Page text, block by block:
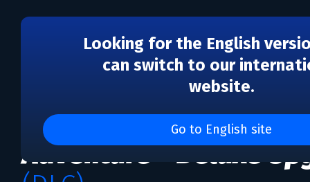
Looking for the English
can switch to our
website.
Go to English site
Oddsparks: An
Adventure – Deluxe
DLC